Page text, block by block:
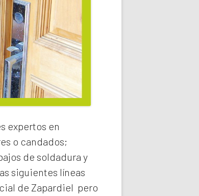
expertos en
o candados;
de soldadura y
siguientes líneas
de Zapardiel pero